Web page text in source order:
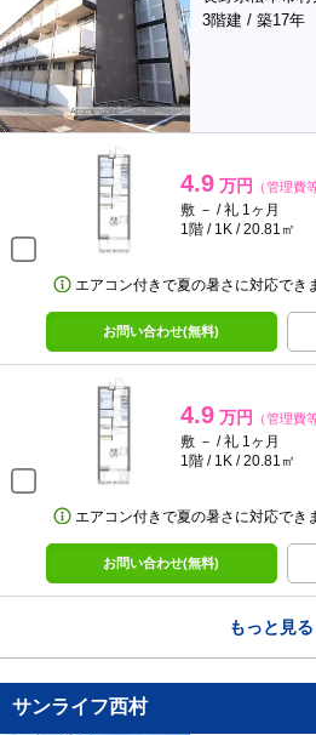
3階建 / 築17年
4.9 万円 （管理費
敷 － / 礼 1ヶ月
1階 / 1K / 20.81㎡
エアコン付きで夏の暑さに対応でき
お問い合わせ(無料)
4.9 万円 （管理費
敷 － / 礼 1ヶ月
1階 / 1K / 20.81㎡
エアコン付きで夏の暑さに対応でき
お問い合わせ(無料)
もっと見る
サンライフ西村